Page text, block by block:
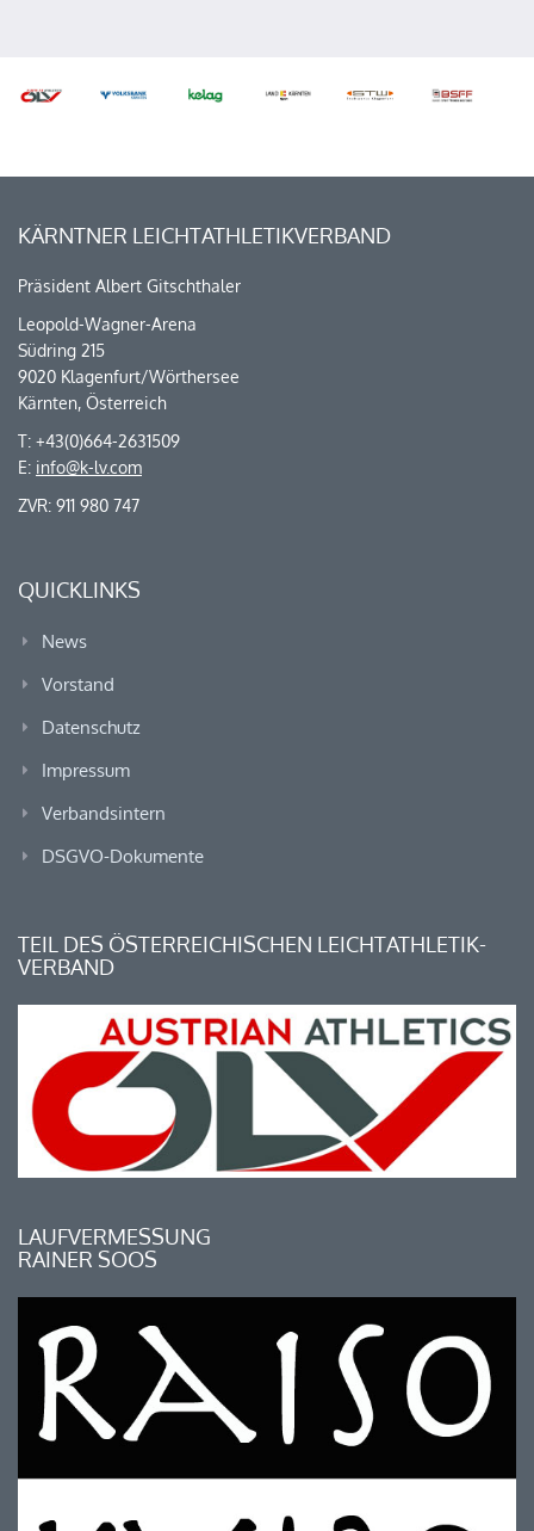
KÄRNTNER LEICHTATHLETIKVERBAND
Präsident Albert Gitschthaler
Leopold-Wagner-Arena
Südring 215
9020 Klagenfurt/Wörthersee
Kärnten, Österreich
T: +43(0)664-2631509
E: info@k-lv.com
ZVR: 911 980 747
QUICKLINKS
News
Vorstand
Datenschutz
Impressum
Verbandsintern
DSGVO-Dokumente
TEIL DES ÖSTERREICHISCHEN LEICHTATHLETIK-
VERBAND
LAUFVERMESSUNG
RAINER SOOS